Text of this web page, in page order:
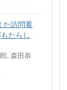
た訪問看
たらし
, 森田恭